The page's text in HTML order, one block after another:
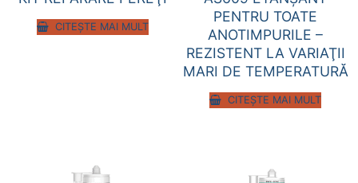
CITEȘTE MAI MULT
PENTRU TOATE
ANOTIMPURILE –
REZISTENT LA VARIAŢII
MARI DE TEMPERATURĂ
CITEȘTE MAI MULT